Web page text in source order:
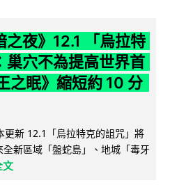
之夜》12.1 「烏拉特
巢穴不為提高世界首
之眠》縮短約 10 分
更新 12.1「烏拉特克的詛咒」將
新區域「盤蛇島」、地城「毒牙
文